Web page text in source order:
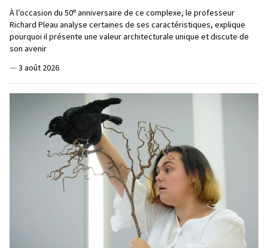
À l’occasion du 50e anniversaire de ce complexe, le professeur
Richard Pleau analyse certaines de ses caractéristiques, explique
pourquoi il présente une valeur architecturale unique et discute de
son avenir
— 3 août 2026